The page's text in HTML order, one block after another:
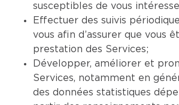
susceptibles de vous
Effectuer des suivis
vous afin d’assurer que vous
prestation des Services;
Développer, améliorer et
Services, notamment en
des données statistiques